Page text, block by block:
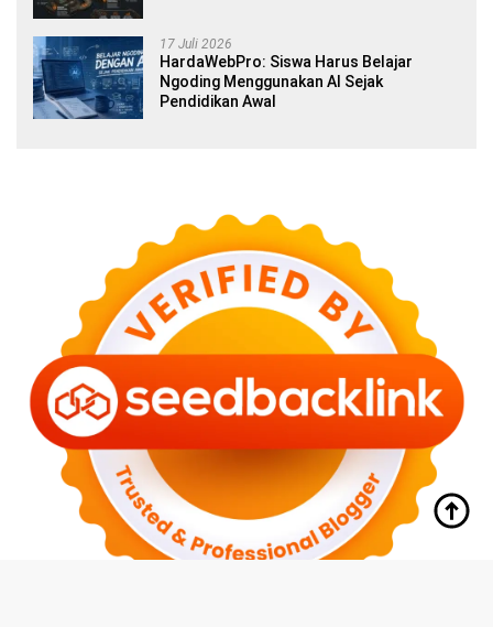
17 Juli 2026
HardaWebPro: Siswa Harus Belajar
Ngoding Menggunakan AI Sejak
Pendidikan Awal